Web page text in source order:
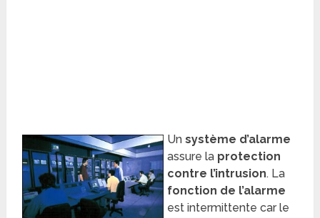
Unsystème d’alarme
assure la protection
contre l’intrusion. La
fonction de l’alarme
est intermittente car le